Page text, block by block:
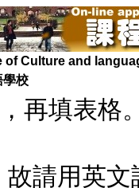
of Culture and
學校
再填表格
請用英文